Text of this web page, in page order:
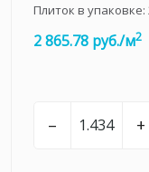
Плиток в упаковке:
2 865.78 руб./м2
– +